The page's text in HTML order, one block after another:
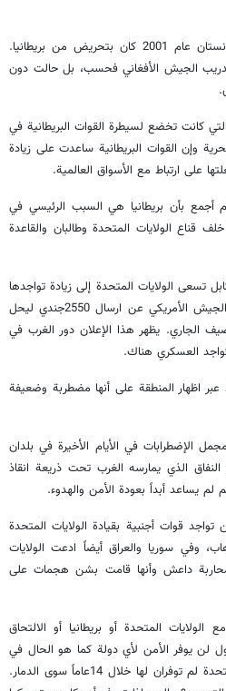
ومن اللافت ان احتلال أمريكا لأفغانستان عام 2001 كان بتحريض من بريطانيا.
على عدم تدريب الجيش الأفغاني فحسب، بل حالت دون
كانت تخضع لسيطرة القوات البريطانية في
وإن القوات البريطانية ساعدت على زيادة
على ارتباط مع الأسواق العالمية.
أجمع بأن بريطانيا هي السبب الرئيسي في
قناع الولايات المتحدة وطالبان والقاعدة
تسعى الولايات المتحدة إلى زيادة تواجدها
العسكري في هذا البلد حيث أعلن الجيش الأمريكي عن ارسال 2550جندي ليحل
الجاري. يظهر هذا الإعلان دور الغرب في
العسكري هناك.
عبر اظهار المنطقة على أنها مضطربة وضعيفة
الإضطرابات في الأيام الأخيرة في بلدان
الذي يمارسه الغرب تحت ذريعة انقاذ
لم يساعد أبداً بعودة الأمن والهدوء.
تعاني منذ 14 عاماً من تواجد قوات أجنبية بقيادة الولايات المتحدة
وفي سوريا والعراق أيضاً ادعت الولايات
داعش وأنها قامت بشن هجمات على
المتحدة أو بريطانيا أو الالتحاق
لن يوفر الأمن لأي دولة كما هو الحال في
افغانستان فإن بريطانيا والولايات المتحدة لم توفران لها خلال 14عاماً سوى الدمار.